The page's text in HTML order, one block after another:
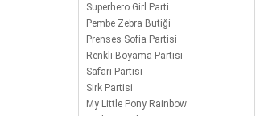
Superhero Girl Parti
Pembe Zebra Butiği
Prenses Sofia Partisi
Renkli Boyama Partisi
Safari Partisi
Sirk Partisi
My Little Pony Rainbow